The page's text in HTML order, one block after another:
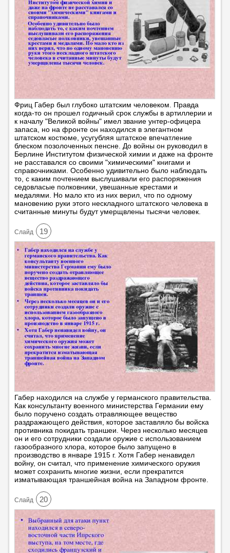
Фриц Габер был глубоко штатским человеком. Правда
когда-то он прошел годичный срок службы в артиллерии и
к началу "Великой войны" имел звание унтер-офицера
запаса, но на фронте он находился в элегантном
штатском костюме, усугубляя штатское впечатление
блеском позолоченных пенсне. До войны он руководил в
Берлине Институтом физической химии и даже на фронте
не расставался со своими "химическими" книгами и
справочниками. Особенно удивительно было наблюдать
то, с каким почтением выслушивали его распоряжения
седовласые полковники, увешанные крестами и
медалями. Но мало кто из них верил, что по одному
мановению руки этого нескладного штатского человека в
считанные минуты будут умерщвлены тысячи человек.
Cлайд 19
Габер находился на службе у германского правительства.
Как консультанту военного министерства Германии ему
было поручено создать отравляющее вещество
раздражающего действия, которое заставляло бы войска
противника покидать траншеи. Через несколько месяцев
он и его сотрудники создали оружие с использованием
газообразного хлора, которое было запущено в
производство в январе 1915 г. Хотя Габер ненавидел
войну, он считал, что применение химического оружия
может сохранить многие жизни, если прекратится
изматывающая траншейная война на Западном фронте.
Cлайд 20